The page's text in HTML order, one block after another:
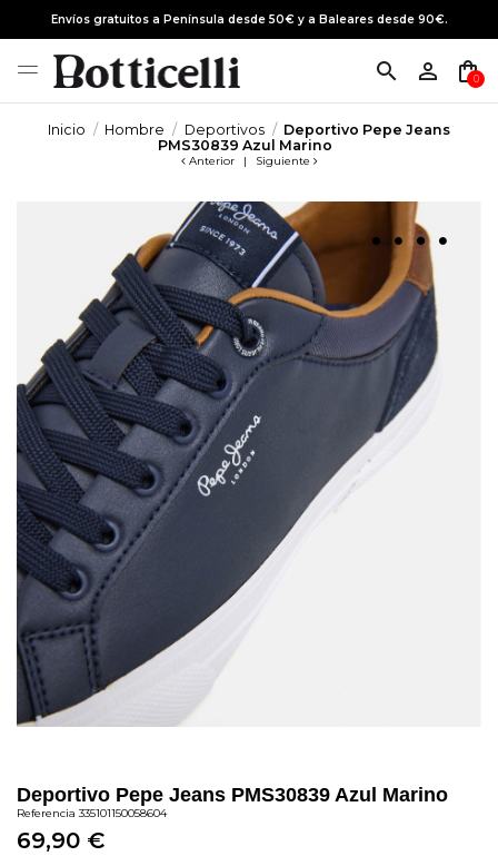
Envíos gratuitos a Península desde 50€ y a Baleares desde 90€.
search person_outline shopping_bag
0
Inicio Hombre Deportivos
Deportivo Pepe Jeans
PMS30839 Azul Marino
Anterior | Siguiente
Deportivo Pepe Jeans PMS30839 Azul Marino
Referencia 335101150058604
69,90 €